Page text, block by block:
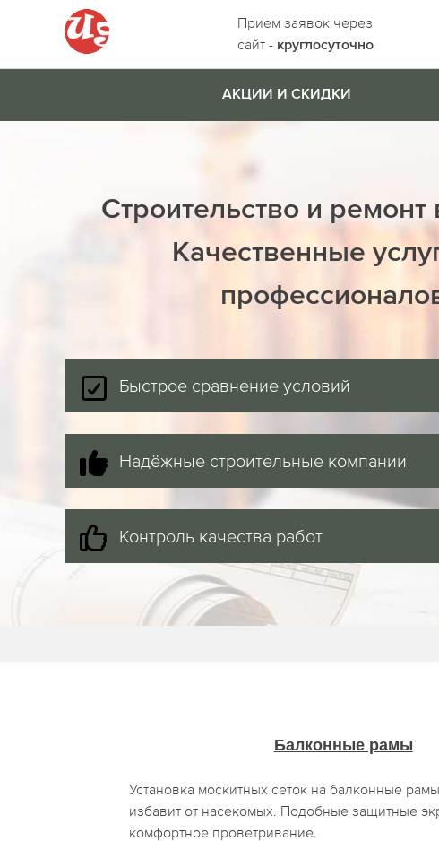
Прием заявок через
сайт - круглосуточно
АКЦИИ И СКИДКИ
Строительство и
Качественные
Быстрое сравнение условий
Надёжные строительные компании
Контроль качества работ
Балконные рамы
Установка москитных сеток на балконные
избавит от насекомых. Подобные защитные
комфортное проветривание.